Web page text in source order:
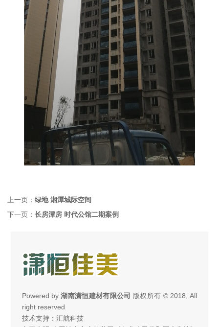
上一页： 绿地 湘潭城际空间
下一页： 长房潭房 时代公馆二期案例
Powered by湖南潇恒建材有限公司 版权所有 © 2018, All
right reserved
技术支持：汇航科技